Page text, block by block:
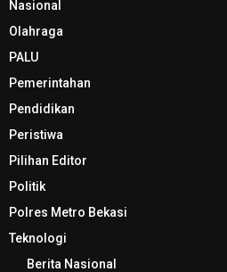
Nasional
Olahraga
PALU
Pemerintahan
Pendidikan
Peristiwa
Pilihan Editor
Politik
Polres Metro Bekasi
Teknologi
Berita Nasional